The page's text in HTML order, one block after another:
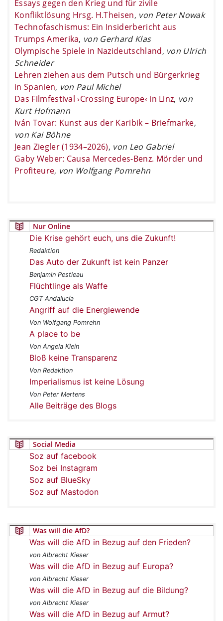
Essays gegen den Krieg und für zivile
Konfliktlösung Hrsg. H.Theisen, von Peter Nowak
Technofaschismus: Ein Insiderbericht aus
Trumps Amerika, von Gerhard Klas
Olympische Spiele in Nazideutschland, von Ulrich
Schneider
Lehren ziehen aus dem Putsch und Bürgerkrieg
in Spanien, von Paul Michel
Das Filmfestival ›Crossing Europe‹ in Linz, von
Kurt Hofmann
Iván Tovar: Kunst aus der Karibik – Briefmarke,
von Kai Böhne
Jean Ziegler (1934–2026), von Leo Gabriel
Gaby Weber: Causa Mercedes-Benz. Mörder und
Profiteure, von Wolfgang Pomrehn
Nur Online
Die Krise gehört euch, uns die Zukunft!
Redaktion
Das Auto der Zukunft ist kein Panzer
Benjamin Pestieau
Flüchtlinge als Waffe
CGT Andalucía
Angriff auf die Energiewende
Von Wolfgang Pomrehn
A place to be
Von Angela Klein
Bloß keine Transparenz
Von Redaktion
Imperialismus ist keine Lösung
Von Peter Mertens
Alle Beiträge des Blogs
Social Media
Soz auf facebook
Soz bei Instagram
Soz auf BlueSky
Soz auf Mastodon
Was will die AfD?
Was will die AfD in Bezug auf den Frieden?
von Albrecht Kieser
Was will die AfD in Bezug auf Europa?
von Albrecht Kieser
Was will die AfD in Bezug auf die Bildung?
von Albrecht Kieser
Was will die AfD in Bezug auf Armut?